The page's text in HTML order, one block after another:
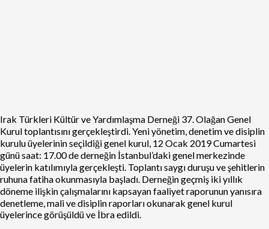
Irak Türkleri Kültür ve Yardımlaşma Derneği 37. Olağan Genel
Kurul toplantısını gerçekleştirdi. Yeni yönetim, denetim ve disiplin
kurulu üyelerinin seçildiği genel kurul, 12 Ocak 2019 Cumartesi
günü saat: 17.00 de derneğin İstanbul’daki genel merkezinde
üyelerin katılımıyla gerçekleşti. Toplantı saygı duruşu ve şehitlerin
ruhuna fatiha okunmasıyla başladı. Derneğin geçmiş iki yıllık
döneme ilişkin çalışmalarını kapsayan faaliyet raporunun yanısıra
denetleme, mali ve disiplin raporları okunarak genel kurul
üyelerince görüşüldü ve İbra edildi.